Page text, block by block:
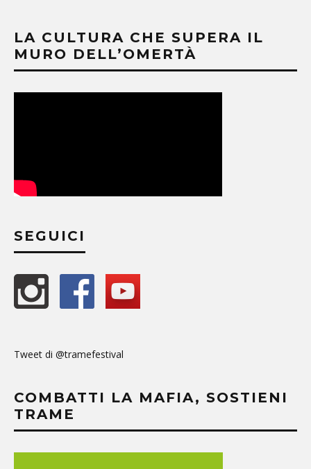
LA CULTURA CHE SUPERA IL
MURO DELL’OMERTÀ
SEGUICI
Tweet di @tramefestival
COMBATTI LA MAFIA, SOSTIENI
TRAME